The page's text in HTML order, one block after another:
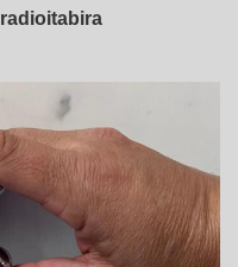
radioitabira